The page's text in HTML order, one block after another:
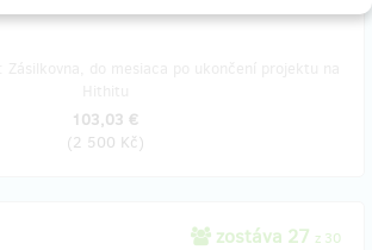
103,03 €
(2 500 Kč)
zostáva 27 z 30